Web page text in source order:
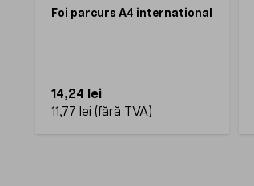
Foi parcurs A4 international
14,24 lei
11,77 lei